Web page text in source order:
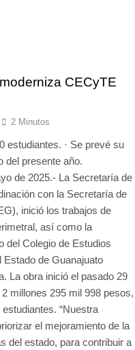
CECyTE
2 Minutos
estudiantes. · Se prevé su
del presente año.
de 2025.- La Secretaría de
con la Secretaría de
inició los trabajos de
así como la
del Colegio de Estudios
de Guanajuato
La obra inició el pasado 29
millones 295 mil 998 pesos,
“Nuestra
el mejoramiento de la
del estado, para contribuir a